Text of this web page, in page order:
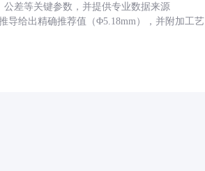
差等关键参数，并提供专业数据来源
导给出精确推荐值（Φ5.18mm），并附加工艺